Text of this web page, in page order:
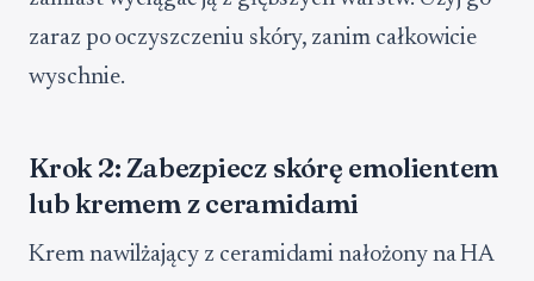
zaraz po oczyszczeniu skóry, zanim całkowicie
wyschnie.
Krok 2: Zabezpiecz skórę emolientem
lub kremem z ceramidami
Krem nawilżający z ceramidami nałożony na HA